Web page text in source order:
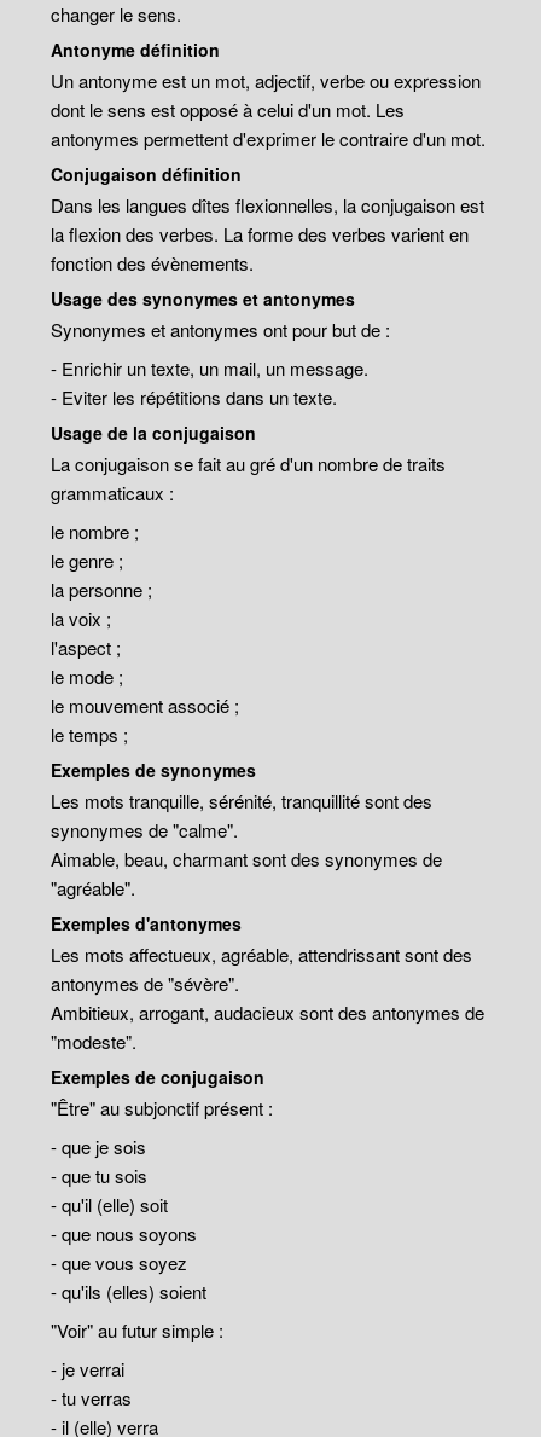
changer le sens.
Antonyme définition
Un antonyme est un mot, adjectif, verbe ou expression
dont le sens est opposé à celui d'un mot. Les
antonymes permettent d'exprimer le contraire d'un mot.
Conjugaison définition
Dans les langues dîtes flexionnelles, la conjugaison est
la flexion des verbes. La forme des verbes varient en
fonction des évènements.
Usage des synonymes et antonymes
Synonymes et antonymes ont pour but de :
- Enrichir un texte, un mail, un message.
- Eviter les répétitions dans un texte.
Usage de la conjugaison
La conjugaison se fait au gré d'un nombre de traits
grammaticaux :
le nombre ;
le genre ;
la personne ;
la voix ;
l'aspect ;
le mode ;
le mouvement associé ;
le temps ;
Exemples de synonymes
Les mots tranquille, sérénité, tranquillité sont des
synonymes de "calme".
Aimable, beau, charmant sont des synonymes de
"agréable".
Exemples d'antonymes
Les mots affectueux, agréable, attendrissant sont des
antonymes de "sévère".
Ambitieux, arrogant, audacieux sont des antonymes de
"modeste".
Exemples de conjugaison
"Être" au subjonctif présent :
- que je sois
- que tu sois
- qu'il (elle) soit
- que nous soyons
- que vous soyez
- qu'ils (elles) soient
"Voir" au futur simple :
- je verrai
- tu verras
- il (elle) verra